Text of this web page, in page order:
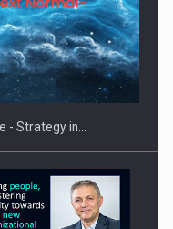
by benzinariile RO…
- Strategy in…